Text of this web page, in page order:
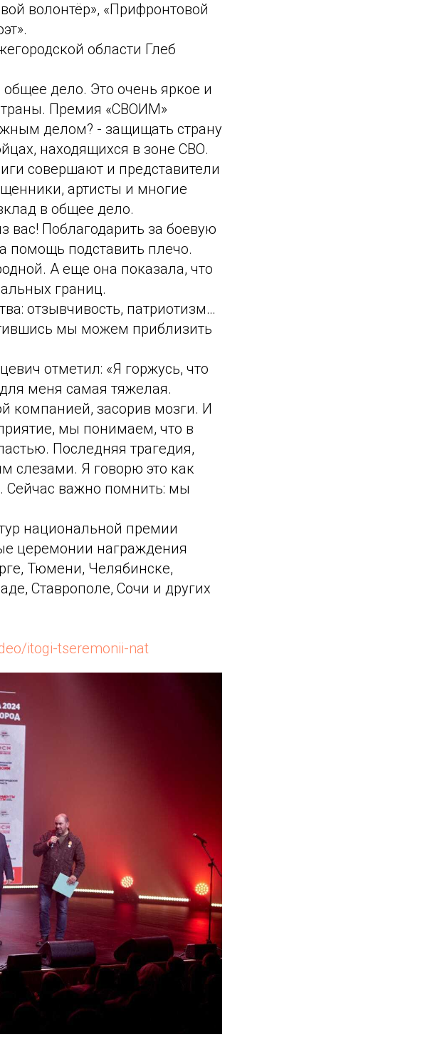
волонтёр», «Прифронтовой
области Глеб
дело. Это очень яркое и
Премия «СВОИМ»
делом? - защищать страну
находящихся в зоне СВО.
совершают и представители
артисты и многие
в общее дело.
вас! Поблагодарить за боевую
помощь подставить плечо.
А еще она показала, что
границ.
отзывчивость, патриотизм…
мы можем приблизить
отметил: «Я горжусь, что
меня самая тяжелая.
компанией, засорив мозги. И
мы понимаем, что в
Последняя трагедия,
слезами. Я говорю это как
Сейчас важно помнить: мы
национальной премии
церемонии награждения
Тюмени, Челябинске,
Ставрополе, Сочи и других
itogi-tseremonii-nat